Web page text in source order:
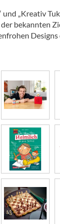
„Kreativ
bekannten
Designs